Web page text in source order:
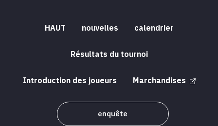
HAUT nouvelles calendrier
Résultats du tournoi
Introduction des joueurs Marchandises
enquête